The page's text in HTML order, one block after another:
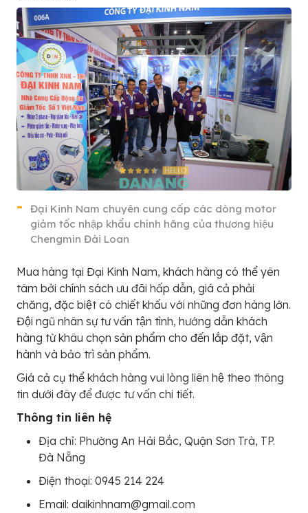
Đại Kinh Nam chuyên cung cấp các dòng motor
giảm tốc nhập khẩu chính hãng của thương hiệu
Chengmin Đài Loan
Mua hàng tại Đại Kinh Nam, khách hàng có thể yên
tâm bởi chính sách ưu đãi hấp dẫn, giá cả phải
chăng, đặc biệt có chiết khấu với những đơn hàng lớn.
Đội ngũ nhân sự tư vấn tận tình, hướng dẫn khách
hàng từ khâu chọn sản phẩm cho đến lắp đặt, vận
hành và bảo trì sản phẩm.
Giá cả cụ thể khách hàng vui lòng liên hệ theo thông
tin dưới đây để được tư vấn chi tiết.
Thông tin liên hệ
Địa chỉ: Phường An Hải Bắc, Quận Sơn Trà, TP.
Đà Nẵng
Điện thoại: 0945 214 224
Email: daikinhnam@gmail.com